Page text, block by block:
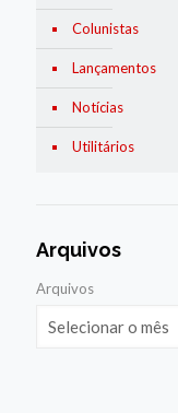
Colunistas
Lançamentos
Notícias
Utilitários
Arquivos
Arquivos